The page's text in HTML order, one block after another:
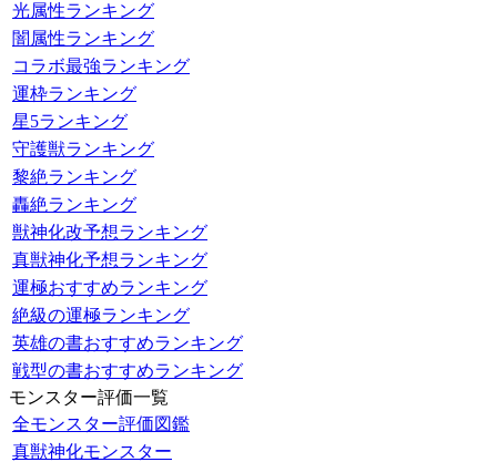
光属性ランキング
闇属性ランキング
コラボ最強ランキング
運枠ランキング
星5ランキング
守護獣ランキング
黎絶ランキング
轟絶ランキング
獣神化改予想ランキング
真獣神化予想ランキング
運極おすすめランキング
絶級の運極ランキング
英雄の書おすすめランキング
戦型の書おすすめランキング
モンスター評価一覧
全モンスター評価図鑑
真獣神化モンスター